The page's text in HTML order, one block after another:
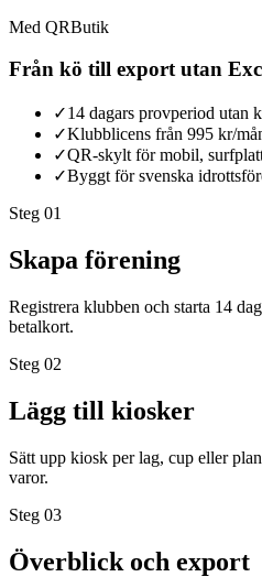
Med QRButik
Från kö till export utan
✓14 dagars provperiod utan
✓Klubblicens från 995 kr/
✓QR-skylt för mobil,
✓Byggt för svenska
Steg 01
Skapa förening
Registrera klubben och starta 14
betalkort.
Steg 02
Lägg till kiosker
Sätt upp kiosk per lag, cup eller
varor.
Steg 03
Överblick och export